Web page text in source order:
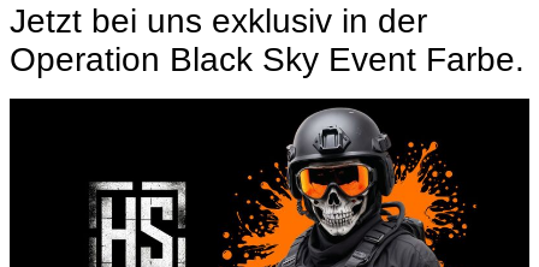
Jetzt bei uns exklusiv in der
Operation Black Sky Event Farbe.